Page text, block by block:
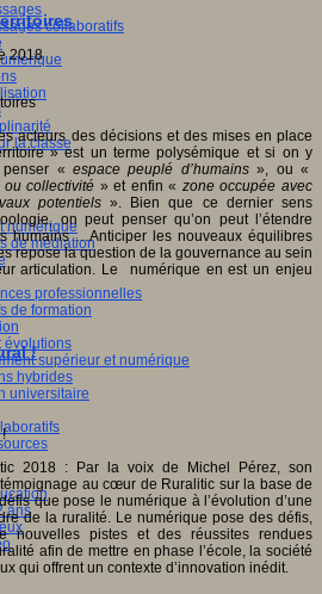
collaboratifs
la classe
numérique
de médiation
professionnelles
de formation
évolutions
supérieur et numérique
hybrides
universitaire
ans
2018
acteurs des décisions et des mises en place
» est un terme polysémique et si on y
« espace peuplé d’humains», ou «
collectivité » et enfin « zone occupée avec
potentiels». Bien que ce dernier sens
on peut penser qu’on peut l’étendre
humains …Anticiper les nouveaux équilibres
repose la question de la gouvernance au sein
articulation. Le numérique en est un enjeu
!
2018 : Par la voix de Michel Pérez, son
au cœur de Ruralitic sur la base de
que pose le numérique à l’évolution d’une
de la ruralité. Le numérique pose des défis,
nouvelles pistes et des réussites rendues
afin de mettre en phase l’école, la société
qui offrent un contexte d’innovation inédit.